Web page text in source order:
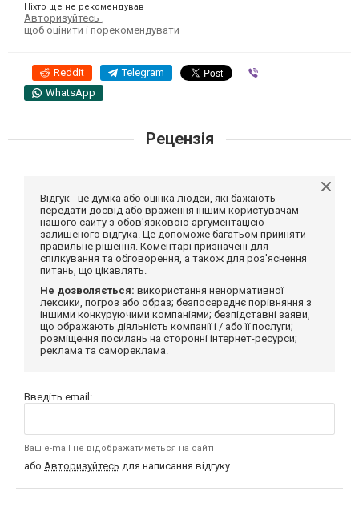
Ніхто ще не рекомендував
Авторизуйтесь
щоб оцінити і порекомендувати
Reddit Telegram
WhatsApp
Рецензія
Відгук - це думка або оцінка людей, які бажають
передати досвід або враження іншим користувачам
нашого сайту з обов'язковою аргументацією
залишеного відгука. Це допоможе багатьом прийняти
правильне рішення. Коментарі призначені для
спілкування та обговорення, а також для роз'яснення
питань, що цікавлять.
Не дозволяється: використання ненормативної
лексики, погроз або образ; безпосереднє порівняння з
іншими конкуруючими компаніями; безпідставні заяви,
що ображають діяльність компанії і / або її послуги;
розміщення посилань на сторонні інтернет-ресурси;
реклама та самореклама.
Введіть email:
Ваш e-mail не відображатиметься на сайті
або Авторизуйтесь для написання відгуку